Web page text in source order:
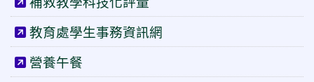
教育處學生事務資訊網
營養午餐